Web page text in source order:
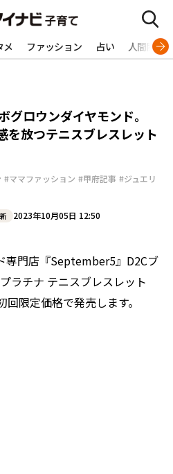
メ ファッション 占い 人間関係
グロウンダイヤモンド。
を放つテニスブレスレット
#ママファッション #甲府記事 #ジュエリ
2023年10月05日 12:50
専門店『September5』D2Cブ
ラチナ テニスブレスレット
限定価格で発売します。